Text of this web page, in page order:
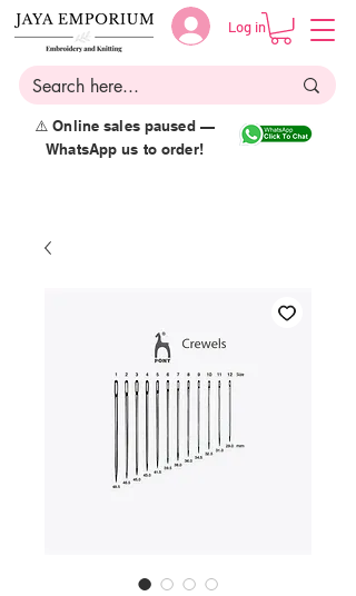
Log in
⚠️ Online sales paused —
WhatsApp us to order!